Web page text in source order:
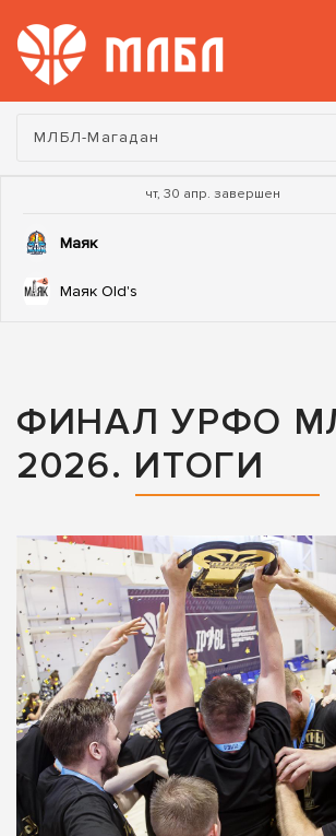
Турнир:
МЛБЛ-Магадан
чт, 30 апр. завершен
Маяк
Маяк Old's
ФИНАЛ УРФО
2026. ИТОГИ